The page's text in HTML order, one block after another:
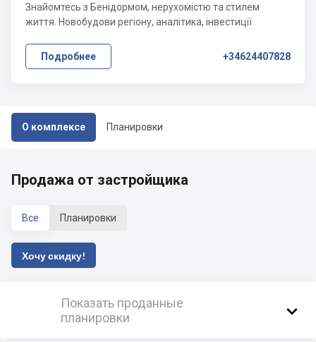
О комплексе Планировки
Знайомтесь з Бенідормом, нерухомістю та стилем
життя. Новобудови регіону, аналітика, інвестиції
Подробнее +34624407828
Продажа от застройщика
Все Планировки
Хочу скидку!
Показать проданные
планировки
